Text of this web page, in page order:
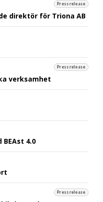
Pressrelease
direktör för Triona AB
Pressrelease
verksamhet
4.0
Pressrelease